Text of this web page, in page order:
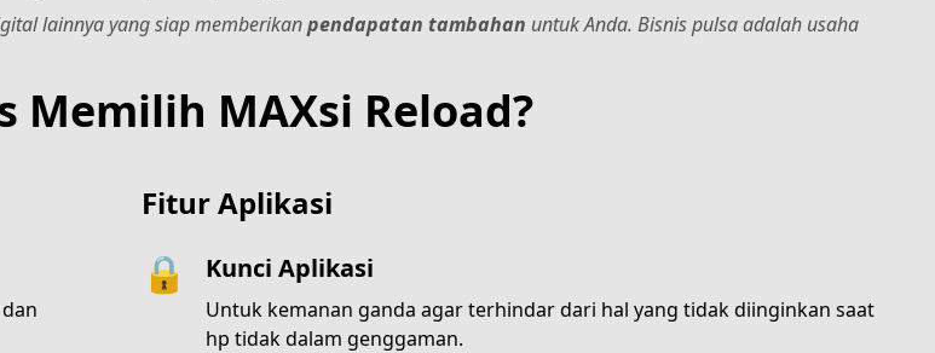
lainnya yang siap memberikanpendapatan tambahan untuk Anda. Bisnis pulsa adalah usaha
Memilih MAXsi Reload?
Fitur Aplikasi
🔒 Kunci Aplikasi
Untuk kemanan ganda agar terhindar dari hal yang tidak diinginkan saat
hp tidak dalam genggaman.